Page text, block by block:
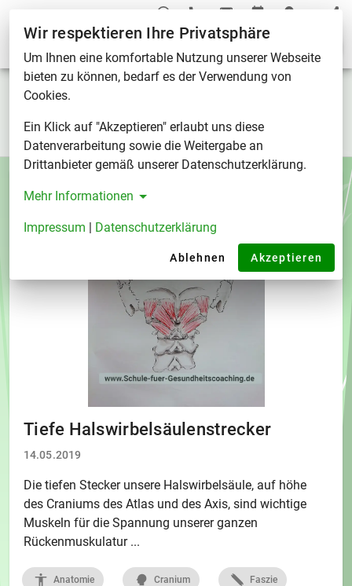
Tag "Cranium"
Tags / Tag "Cranium"
Tiefe Halswirbelsäulenstrecker
14.05.2019
Die tiefen Stecker unsere Halswirbelsäule, auf höhe
des Craniums des Atlas und des Axis, sind wichtige
Muskeln für die Spannung unserer ganzen
Rückenmuskulatur ...
Anatomie Cranium Faszie
Wir respektieren Ihre Privatsphäre
Um Ihnen eine komfortable Nutzung unserer Webseite
bieten zu können, bedarf es der Verwendung von
Cookies.
Ein Klick auf "Akzeptieren" erlaubt uns diese
Datenverarbeitung sowie die Weitergabe an
Drittanbieter gemäß unserer Datenschutzerklärung.
Mehr Informationen
Impressum | Datenschutzerklärung
Ablehnen Akzeptieren